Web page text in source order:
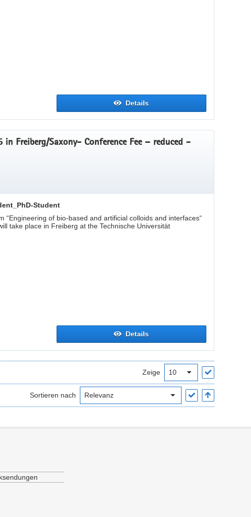
Details
Freiberg/Saxony- Conference Fee – reduced -
Student
“Engineering of bio-based and artificial colloids and interfaces“
take place in Freiberg at the Technische Universität
Details
Zeige
Sortieren nach